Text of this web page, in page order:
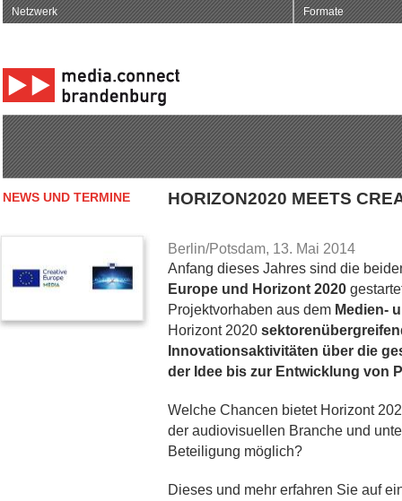
Netzwerk Formate
NEWS UND TERMINE HORIZON2020 MEETS
Berlin/Potsdam, 13. Mai 2014
Anfang dieses Jahres sind die
Europe und Horizont 2020
Projektvorhaben aus dem Medien-
Horizont 2020
Innovationsaktivitäten über die
der Idee bis zur Entwicklung von
Welche Chancen bietet Horizont
der audiovisuellen Branche und
Beteiligung möglich?
Dieses und mehr erfahren Sie auf